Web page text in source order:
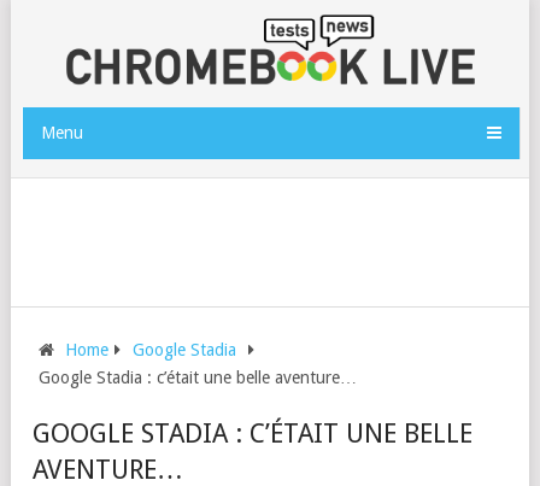
Menu
Home
Google Stadia
Google Stadia : c’était une belle aventure…
GOOGLE STADIA : C’ÉTAIT UNE BELLE
AVENTURE…